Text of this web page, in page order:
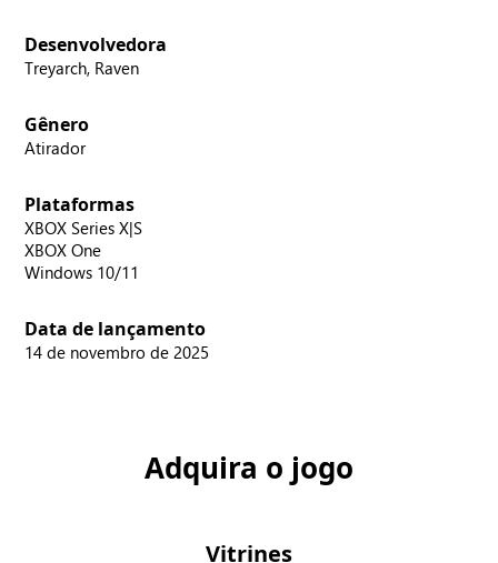
Desenvolvedora
Treyarch, Raven
Gênero
Atirador
Plataformas
XBOX Series X|S
XBOX One
Windows 10/11
Data de lançamento
14 de novembro de 2025
Adquira o jogo
Vitrines